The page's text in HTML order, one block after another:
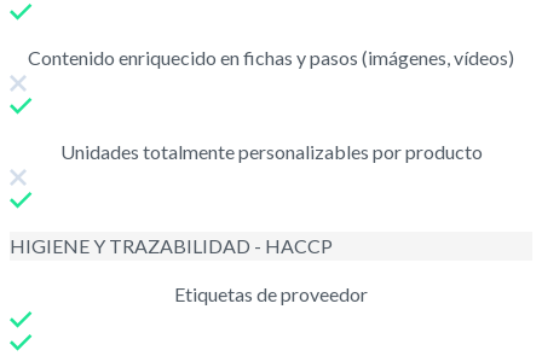
Contenido enriquecido en fichas y pasos (imágenes, vídeos)
Unidades totalmente personalizables por producto
HIGIENE Y TRAZABILIDAD - HACCP
Etiquetas de proveedor